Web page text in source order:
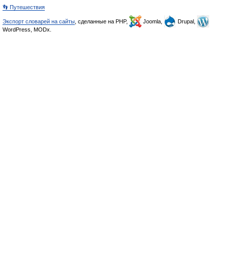
👣 Путешествия
Экспорт словарей на сайты , сделанные на PHP, Joomla,
Drupal,
WordPress, MODx.